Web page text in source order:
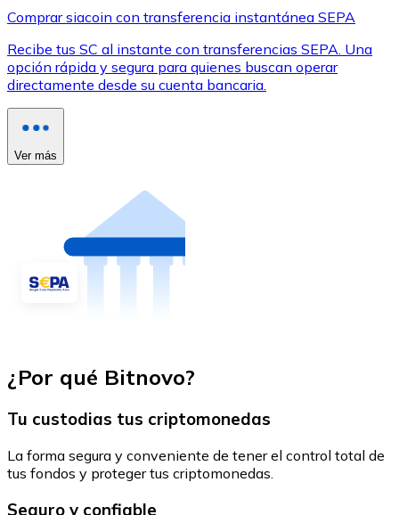
Comprar siacoin con transferencia instantánea SEPA
Recibe tus SC al instante con transferencias SEPA. Una
opción rápida y segura para quienes buscan operar
directamente desde su cuenta bancaria.
Ver más
¿Por qué Bitnovo?
Tu custodias tus criptomonedas
La forma segura y conveniente de tener el control total de
tus fondos y proteger tus criptomonedas.
Seguro y confiable